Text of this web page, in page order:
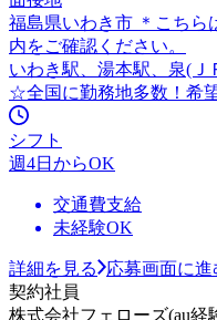
福島県いわき市 ＊こちら
内をご確認ください。
いわき駅、湯本駅、泉(Ｊ
☆全国に勤務地多数！希
シフト
週4日からOK
交通費支給
未経験OK
詳細を見る
応募画面に進
契約社員
株式会社フェローズ(au経